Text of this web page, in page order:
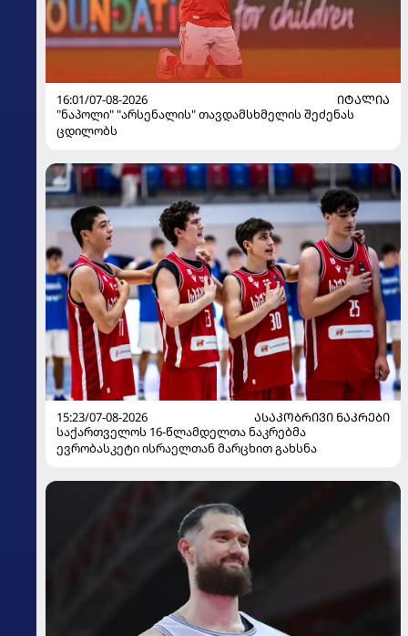
16:01/07-08-2026
ᲘᲢᲐᲚᲘᲐ
"ნაპოლი" "არსენალის" თავდამსხმელის შეძენას
ცდილობს
15:23/07-08-2026
ᲐᲡᲐᲙᲝᲑᲠᲘᲕᲘ ᲜᲐᲙᲠᲔᲑᲘ
საქართველოს 16-წლამდელთა ნაკრებმა
ევრობასკეტი ისრაელთან მარცხით გახსნა